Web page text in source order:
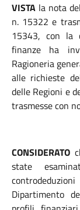
VISTA la nota
n. 15322 e
15343, con la
finanze ha
Ragioneria
alle richieste
delle Regioni e
trasmesse con
CONSIDERATO
state
Dipartimento